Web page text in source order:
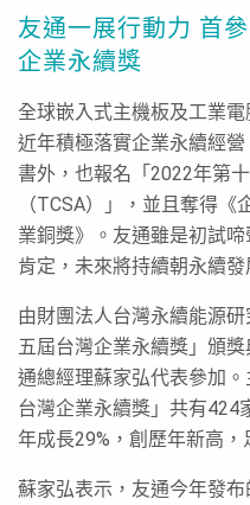
友通一展行動力 首
企業永續獎
全球嵌入式主機板及工業電
近年積極落實企業永續經
書外，也報名「2022年第
（TCSA）」，並且奪得
業銅獎》。友通雖是初試
肯定，未來將持續朝永續發
由財團法人台灣永續能源
五屆台灣企業永續獎」頒
通總經理蘇家弘代表參加
台灣企業永續獎」共有424
年成長29%，創歷年新高，
蘇家弘表示，友通今年發